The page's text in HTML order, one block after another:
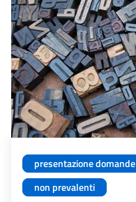
presentazione domande
non prevalenti